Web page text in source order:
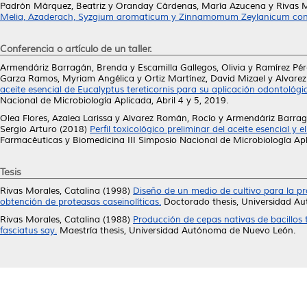
Padrón Márquez, Beatriz y Oranday Cárdenas, María Azucena y Rivas
Melia, Azaderach, Syzgium aromaticum y Zinnamomum Zeylanicum
Conferencia o artículo de un taller.
Armendáriz Barragán, Brenda y Escamilla Gallegos, Olivia y Ramírez
Garza Ramos, Myriam Angélica y Ortiz Martínez, David Mizael y
aceite esencial de Eucalyptus tereticornis para su aplicación
Nacional de Microbiología Aplicada, Abril 4 y 5, 2019.
Olea Flores, Azalea Larissa y Alvarez Román, Rocío y Armendáriz
Sergio Arturo (2018) Perfil toxicológico preliminar del aceite esencial y
Farmacéuticas y Biomedicina III Simposio Nacional de Microbiología
Tesis
Rivas Morales, Catalina (1998) Diseño de un medio de cultivo para la
obtención de proteasas caseinolíticas. Doctorado thesis, Universidad
Rivas Morales, Catalina (1988) Producción de cepas nativas de
fasciatus say. Maestría thesis, Universidad Autónoma de Nuevo León.